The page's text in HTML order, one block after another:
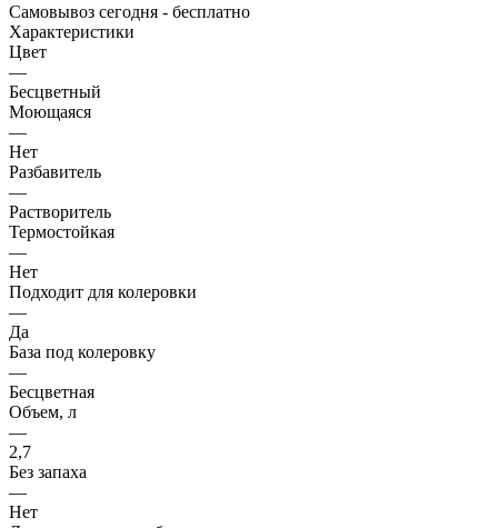
Самовывоз сегодня - бесплатно
Характеристики
Цвет
—
Бесцветный
Моющаяся
—
Нет
Разбавитель
—
Растворитель
Термостойкая
—
Нет
Подходит для колеровки
—
Да
База под колеровку
—
Бесцветная
Объем, л
—
2,7
Без запаха
—
Нет